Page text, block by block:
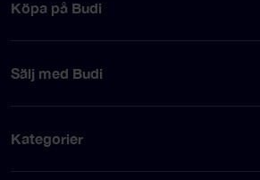
Köpa på Budi
Sälj med Budi
Kategorier